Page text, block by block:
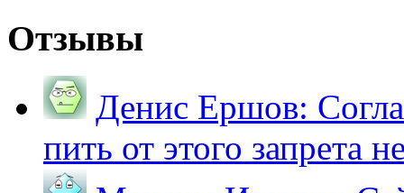
Отзывы
Денис Ершов:
пить от этого запрета